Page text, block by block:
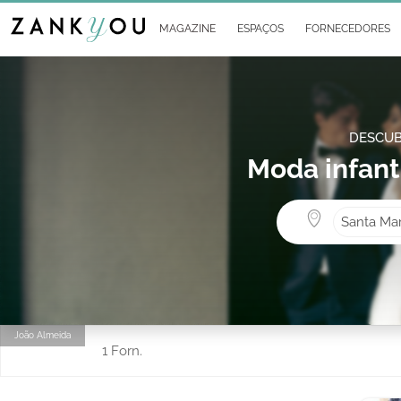
MAGAZINE ESPAÇOS FORNECEDORES
Moda
Santa
João Almeida
1 Forn.